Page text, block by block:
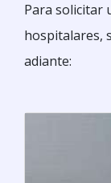
Para solicitar
hospitalares,
adiante: